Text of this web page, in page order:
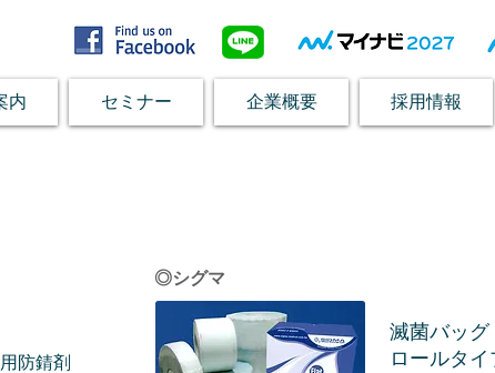
内 セミナー 企業概要 採用情報
防錆剤
滅菌バッグ
ロールタイ
◎シグマ